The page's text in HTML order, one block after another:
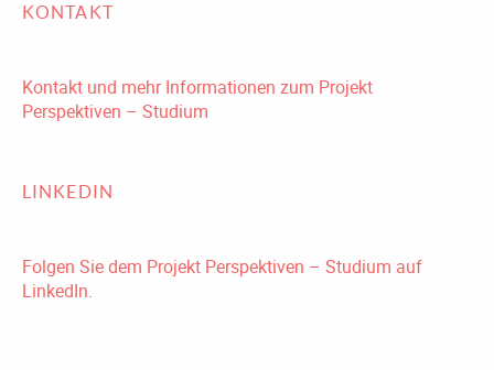
KONTAKT
Kontakt und mehr Informationen zum Projekt
Perspektiven – Studium
LINKEDIN
Folgen Sie dem Projekt Perspektiven – Studium auf
LinkedIn.